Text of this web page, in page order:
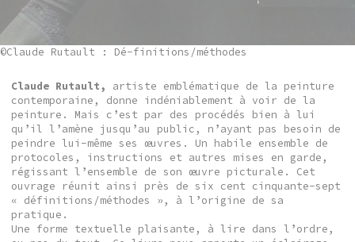
©Claude Rutault : Dé-finitions/méthodes
Claude Rutault,
artiste emblématique de la peinture
contemporaine, donne indéniablement à voir de la
peinture. Mais c’est par des procédés bien à lui
qu’il l’amène jusqu’au public, n’ayant pas besoin de
peindre lui-même ses œuvres. Un habile ensemble de
protocoles, instructions et autres mises en garde,
régissant l’ensemble de son œuvre picturale. Cet
ouvrage réunit ainsi près de six cent cinquante-sept
« définitions/méthodes », à l’origine de sa
pratique.
Une forme textuelle plaisante, à lire dans l’ordre,